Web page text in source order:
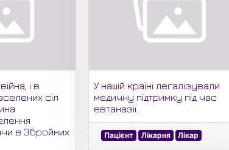
і в
сіл
в Збройних
У нашій країні легалізували
медичну підтримку під час
евтаназії.
Пацієнт Лікарня Лікар